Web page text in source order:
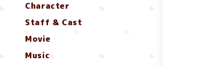
Character
Staff & Cast
Movie
Music